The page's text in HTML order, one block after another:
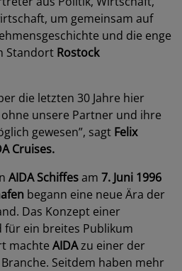
um gemeinsam auf
und die enge
Standort Rostock
die letzten 30 Jahre hier
unsere Partner und ihre
gewesen”, sagt Felix
Cruises.
AIDA Schiffesam 7. Juni 1996
begann eine neue Ära der
Das Konzept einer
ein breites Publikum
machte AIDAzu einer der
Seitdem haben mehr